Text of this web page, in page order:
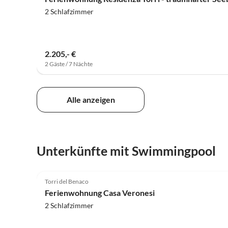
2 Schlafzimmer
2.205,- €
2 Gäste / 7 Nächte
Alle anzeigen
Unterkünfte mit Swimmingpool
Torri del Benaco
Ferienwohnung Casa Veronesi
2 Schlafzimmer